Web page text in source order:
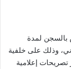
بالسجن لمدة
وذلك على خلفية
إعلامية